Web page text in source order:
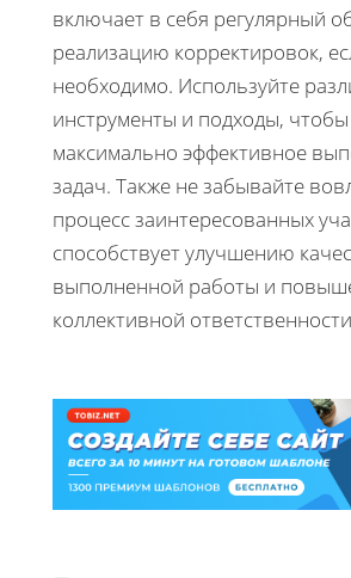
включает в себя регулярный
реализацию корректировок,
необходимо. Используйте
инструменты и подходы,
максимально эффективное
задач. Также не забывайте
процесс заинтересованных
способствует улучшению
выполненной работы и
коллективной